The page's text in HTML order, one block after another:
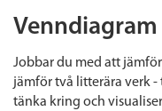
Venndiagram
Jobbar du med att
jämför två litterära verk
tänka kring och